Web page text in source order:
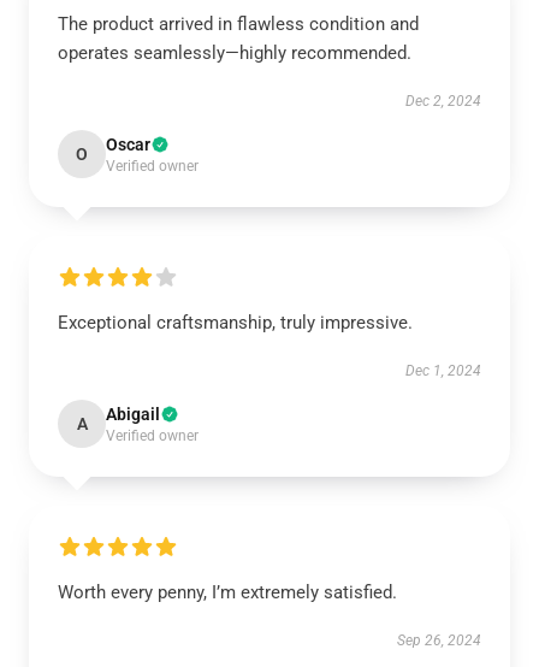
The product arrived in flawless condition and
operates seamlessly—highly recommended.
Dec 2, 2024
O Oscar
Verified owner
Exceptional craftsmanship, truly impressive.
Dec 1, 2024
A Abigail
Verified owner
Worth every penny, I’m extremely satisfied.
Sep 26, 2024